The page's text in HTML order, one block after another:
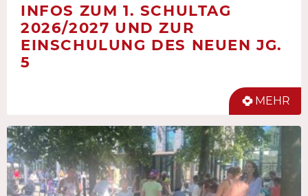
INFOS ZUM 1. SCHULTAG
2026/2027 UND ZUR
EINSCHULUNG DES NEUEN JG.
5
MEHR